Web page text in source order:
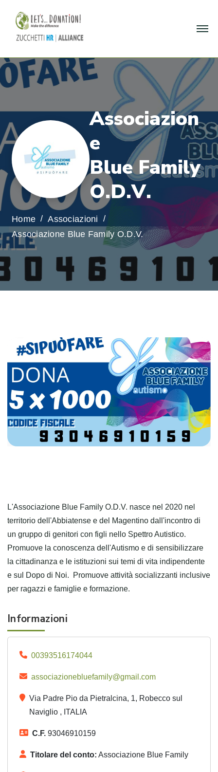
Associazion
e
Blue Family
O.D.V.
Home
Associazioni
Associazione Blue Family O.D.V.
L'Associazione Blue Family O.D.V. nasce nel 2020 nel
territorio dell'Abbiatense e del Magentino dall'incontro di
un gruppo di genitori con figli nello Spettro Autistico.
Promuove la conoscenza dell'Autismo e di sensibilizzare
la cittadinanza e le istituzioni sui temi di vita indipendente
e sul Dopo di Noi. Promuove attività socializzanti inclusive
per ragazzi e famiglie e formazione.
Informazioni
00393516174044
associazionebluefamily@gmail.com
Via Padre Pio da Pietralcina, 1, Robecco sul
Naviglio , ITALIA
C.F. 93046910159
Titolare del conto: Associazione Blue Family